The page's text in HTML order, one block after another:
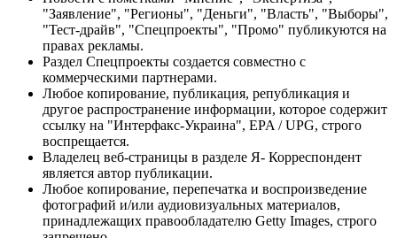
"Заявление", "Регионы", "Деньги", "Власть", "Выборы",
"Тест-драйв", "Спецпроекты", "Промо" публикуются на
правах рекламы.
Раздел Спецпроекты создается совместно с
коммерческими партнерами.
Любое копирование, публикация, републикация и
другое распространение информации, которое содержит
ссылку на "Интерфакс-Украина", EPA / UPG, строго
воспрещается.
Владелец веб-страницы в разделе Я- Корреспондент
является автор публикации.
Любое копирование, перепечатка и воспроизведение
фотографий и/или аудиовизуальных материалов,
принадлежащих правообладателю Getty Images, строго